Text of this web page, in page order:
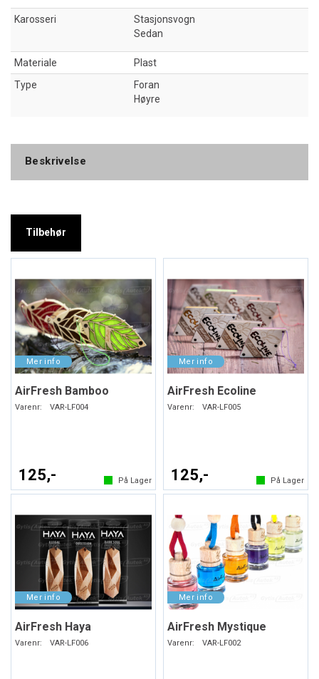
Karosseri
Stasjonsvogn
Sedan
Materiale
Plast
Type
Foran
Høyre
Beskrivelse
Tilbehør
AirFresh Bamboo
Varenr: VAR-LF004
125,- På Lager
AirFresh Ecoline
Varenr: VAR-LF005
125,- På Lager
AirFresh Haya
Varenr: VAR-LF006
AirFresh Mystique
Varenr: VAR-LF002